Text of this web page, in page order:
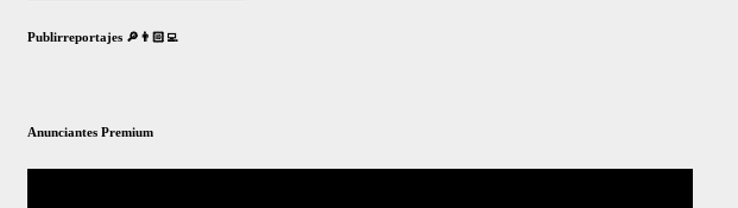
Publirreportajes 🔎👨🏻‍💻
Anunciantes Premium